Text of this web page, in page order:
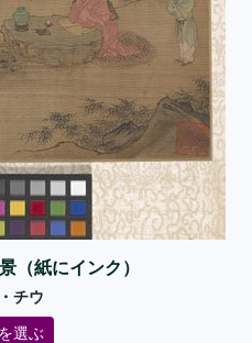
（紙にインク）
チウ
選ぶ